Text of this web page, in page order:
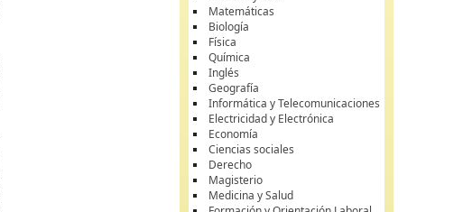
Matemáticas
Biología
Física
Química
Inglés
Geografía
Informática y Telecomunicaciones
Electricidad y Electrónica
Economía
Ciencias sociales
Derecho
Magisterio
Medicina y Salud